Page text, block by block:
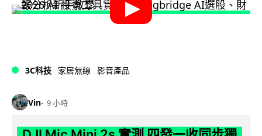
3C科技 家居無線 影音產品
Vin 9 小時